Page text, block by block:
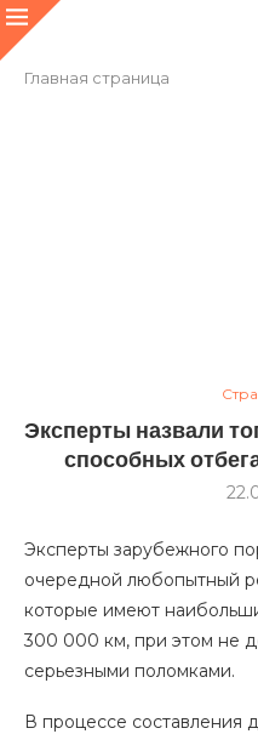
Главная страница
Эксперты назвали
способных
Эксперты зарубежного
очередной любопытный
которые имеют
300 000 км, при этом не
серьезными поломками.
В процессе составления